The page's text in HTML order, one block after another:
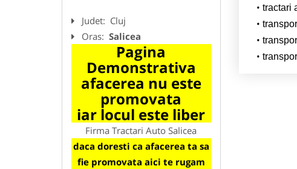
Judet: Cluj
Oras: Salicea
Pagina
Demonstrativa
afacerea nu este
promovata
iar locul este liber
Firma Tractari Auto Salicea
daca doresti ca afacerea ta sa
fie promovata aici te rugam
tractari